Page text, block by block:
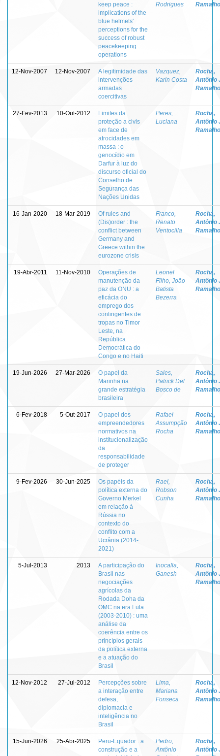
keep peace :
implications of the
blue helmets'
perceptions for the
success of robust
peacekeeping
operations
Rodrigues
12-Nov-2007 12-Nov-2007
A legitimidade das
intervenções
armadas
coercitivas
Vazquez,
Karin Costa
Rocha,
Antônio
27-Fev-2013 10-Out-2012
Limites da
proteção a civis
em face de
atrocidades em
massa : o
genocídio em
Darfur à luz do
discurso oficial do
Conselho de
Segurança das
Nações Unidas
Peres,
Luciana
Rocha,
Antônio
16-Jan-2020 18-Mar-2019
Of rules and
(Dis)order : the
conflict between
Germany and
Greece within the
eurozone crisis
Franco,
Renato
Ventocilla
Rocha,
Antônio
19-Abr-2011 11-Nov-2010
Operações de
manutenção da
paz da ONU : a
eficácia do
emprego dos
contingentes de
tropas no Timor
Leste, na
República
Democrática do
Congo e no Haiti
Leonel
Filho, João
Batista
Bezerra
Rocha,
Antônio
19-Jun-2026 27-Mar-2026
O papel da
Marinha na
grande estratégia
brasileira
Sales,
Patrick Del
Bosco de
Rocha,
Antônio
6-Fev-2018 5-Out-2017
O papel dos
empreendedores
normativos na
institucionalização
da
responsabilidade
de proteger
Rafael
Assumpção
Rocha
Rocha,
Antônio
9-Fev-2026 30-Jun-2025
Os papéis da
política externa do
Governo Merkel
em relação à
Rússia no
contexto do
conflito com a
Ucrânia (2014-
2021)
Rael,
Robson
Cunha
Rocha,
Antônio
5-Jul-2013 2013
A participação do
Brasil nas
negociações
agrícolas da
Rodada Doha da
OMC na era Lula
(2003-2010) : uma
análise da
coerência entre os
princípios gerais
da política externa
e a atuação do
Brasil
Inocalla,
Ganesh
Rocha,
Antônio
12-Nov-2012 27-Jul-2012
Percepções sobre
a interação entre
defesa,
diplomacia e
inteligência no
Brasil
Lima,
Mariana
Fonseca
Rocha,
Antônio
15-Jun-2026 25-Abr-2025
Peru-Equador : a
construção e a
Pedro,
Antônio
Rocha,
Antônio